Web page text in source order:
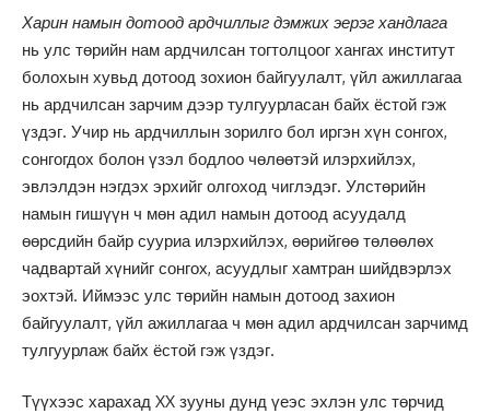
Харин намын дотоод ардчиллыг дэмжих эерэг хандлага
нь улс төрийн нам ардчилсан тогтолцоог хангах институт
болохын хувьд дотоод зохион байгуулалт, үйл ажиллагаа
нь ардчилсан зарчим дээр тулгуурласан байх ёстой гэж
үздэг. Учир нь ардчиллын зорилго бол иргэн хүн сонгох,
сонгогдох болон үзэл бодлоо чөлөөтэй илэрхийлэх,
эвлэлдэн нэгдэх эрхийг олгоход чиглэдэг. Улстөрийн
намын гишүүн ч мөн адил намын дотоод асуудалд
өөрсдийн байр сууриа илэрхийлэх, өөрийгөө төлөөлөх
чадвартай хүнийг сонгох, асуудлыг хамтран шийдвэрлэх
эохтэй. Иймээс улс төрийн намын дотоод захион
байгуулалт, үйл ажиллагаа ч мөн адил ардчилсан зарчимд
тулгуурлаж байх ёстой гэж үздэг.
Түүхээс харахад XX зууны дунд үеэс эхлэн улс төрчид